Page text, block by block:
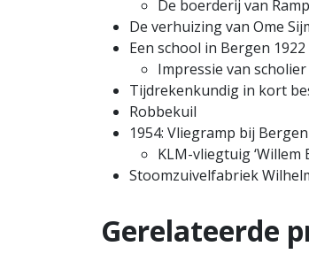
De boerderij van
De verhuizing van Ome
Een school in Bergen 1922
Impressie van
Tijdrekenkundig in kort
Robbekuil
1954: Vliegramp bij
KLM-vliegtuig
Stoomzuivelfabriek
Gerelateerde